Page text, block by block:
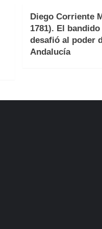
Diego Corriente
1781). El
desafió al poder
Andalucía